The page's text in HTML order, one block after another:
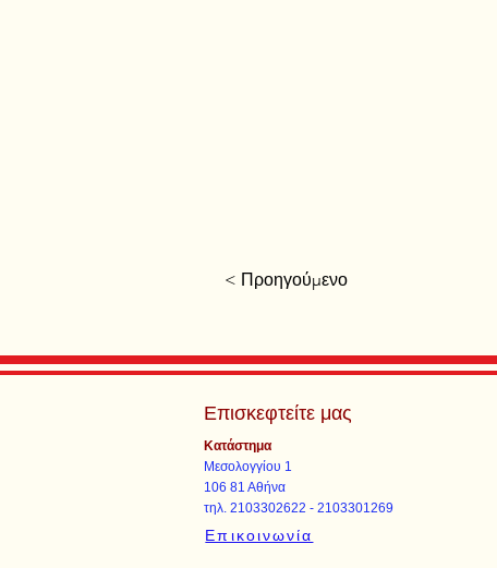
< Προηγούμενο
Επισκεφτείτε μας
Κατάστημα
Μεσολογγίου 1
106 81 Αθήνα
τηλ. 2103302622 - 2103301269
Επικοινωνία